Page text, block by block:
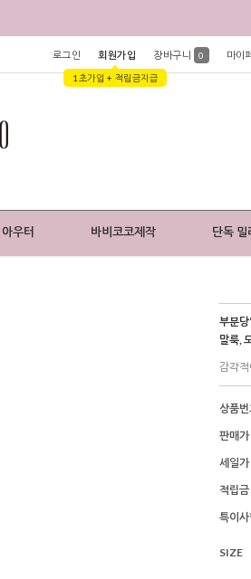
로그인 회원가입
1초가입 + 적립금지급
장바구니 0 마이
아우터 바비코코제작 단독 밀
부분
말룩,
감각
상품
판매가
세일가
적립금
특이
SIZE